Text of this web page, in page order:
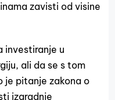
zavisti od visine
investiranje u
ali da se s tom
je pitanje zakona o
izgradnje